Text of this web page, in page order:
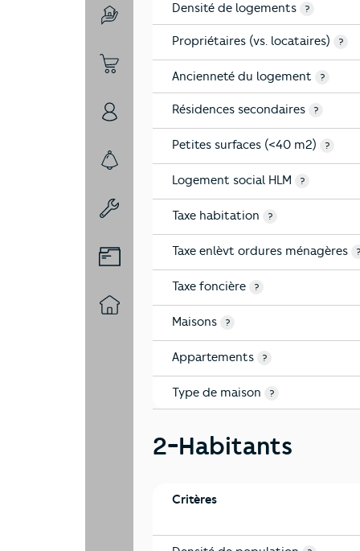
4-Education
5-Commerces
6-Politique
7-Sécurité
8-Chauffage
9-Diagnostic risques
10-Logement
Densité de logements ?
Propriétaires (vs. locataires) ?
Ancienneté du logement ?
Résidences secondaires ?
Petites surfaces (<40 m2) ?
Logement social HLM ?
Taxe habitation ?
Taxe enlèvt ordures ménagères ?
Taxe foncière ?
Maisons ?
Appartements ?
Type de maison ?
2-Habitants
Critères